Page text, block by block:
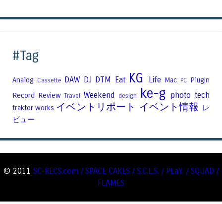
#Tag
Analog Cassette DAW DJ DTM Eat KG Life Mac PC Plugin
Record Review Travel Weekend design ke-g photo tech
traktor works イベントリポート イベント情報
レ
ビュー
© 2011 SC-RECS.com / SPACE CAKES / S.C.L.S. / PLaY. / SQUAD /
FLAMES